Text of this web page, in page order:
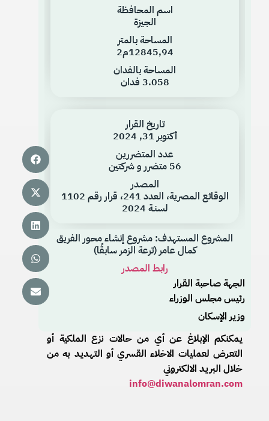
اسم المحافظة
الجيزة
المساحة بالمتر
12845٫94م2
المساحة بالفدان
3.058 فدان
تاريخ القرار
أكتوبر 31, 2024
عدد المتضررين
56 متضرر و شركتين
المصدر
الوقائع المصرية، العدد 241، قرار رقم 1102
لسنـة 2024
المشروع المستهدف: مشروع إنشاء محور الفريق
كمال عامر (ترعة الزمر سابقًا)
رابط المصدر
الجهة صاحبة القرار
رئيس مجلس الوزراء
وزير الإسكان
يمكنكم الإبلاغ عن أي من حالات نزع الملكية أو
التعرض لعمليات الاخلاء القسري أو التهديد به من
خلال البريد الالكتروني
info@diwanalomran.com